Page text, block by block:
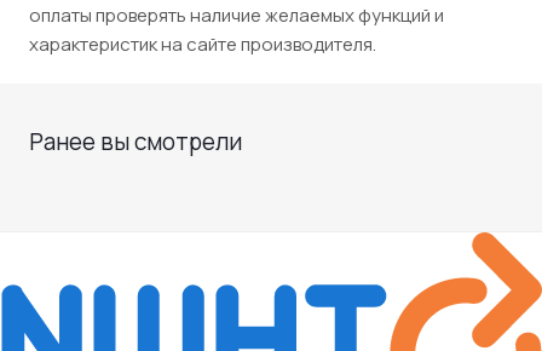
оплаты проверять наличие желаемых функций и
характеристик на сайте производителя.
Ранее вы смотрели